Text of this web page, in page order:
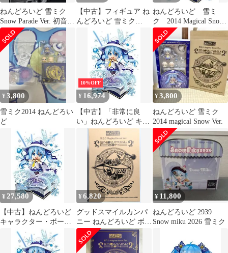
ねんどろいど 雪ミク
Snow Parade Ver. 初音ミ
ク 2020
【中古】フィギュア ね
んどろいど 雪ミク
Glowing Snow Ver. 「キ
ャラクター・ボーカ
ル・シリーズ 01 初音ミ
ク」 SNOW MIKU 2021
＆GOODSMILE
ONLINE SHOP限定
ねんどろいど 雪ミ
ク 2014 Magical Snow
Ver.
¥3,800
雪ミク2014 ねんどろい
ど
10%OFF
¥ 16,974
【中古】「非常に良
い」ねんどろいど キャ
ラクター・ボーカル・
シリーズ01 初音ミク 雪
ミク Magical Snow Ver.
ノンスケール
ABS&PVC製 塗装済み
可動フィギュア
¥3,800
ねんどろいど 雪ミク
2014 magical Snow Ver.
¥ 27,580
【中古】ねんどろいど
キャラクター・ボーカ
ル・シリーズ01 初音ミ
ク 雪ミク Magical Snow
Ver. ノンスケール
¥6,820
グッドスマイルカンパ
ニー ねんどろいど ボカ
ロ 雪ミク マジカルスノ
ーver 380
¥ 11,800
ねんどろいど 2939
Snow miku 2026 雪ミク